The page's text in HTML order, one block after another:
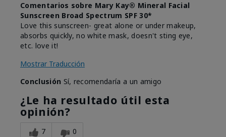
Comentarios sobre Mary Kay® Mineral Facial
Sunscreen Broad Spectrum SPF 30*
Love this sunscreen- great alone or under makeup,
absorbs quickly, no white mask, doesn't sting eye,
etc. love it!
Mostrar Traducción
Conclusión Sí, recomendaría a un amigo
¿Le ha resultado útil esta
opinión?
7 0